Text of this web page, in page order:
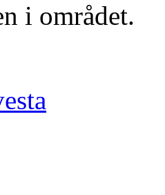
i området.